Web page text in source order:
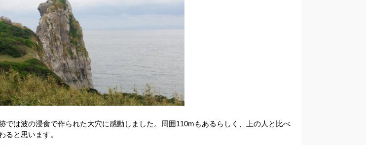
では波の浸食で作られた大穴に感動しました。周囲110mもあるらしく、上の人と比べ
ると思います。